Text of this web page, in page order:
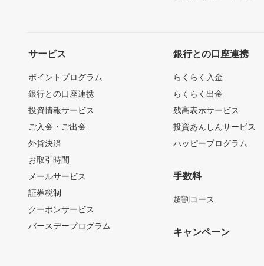
サービス
ポイントプログラム
銀行との口座連携
投資情報サービス
ご入金・ご出金
外貨決済
お取引時間
メールサービス
証券税制
クーポンサービス
バースデープログラム
銀行との口座連携
らくらく入金
らくらく出金
残高表示サービス
投資あんしんサービス
ハッピープログラム
手数料
超割コース
キャンペーン